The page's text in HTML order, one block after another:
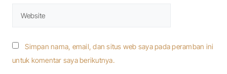
Simpan nama, email, dan situs web saya pada peramban ini
untuk komentar saya berikutnya.